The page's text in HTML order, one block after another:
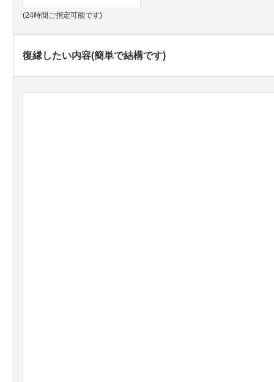
(24時間ご指定可能です)
復縁したい内容(簡単で結構です)